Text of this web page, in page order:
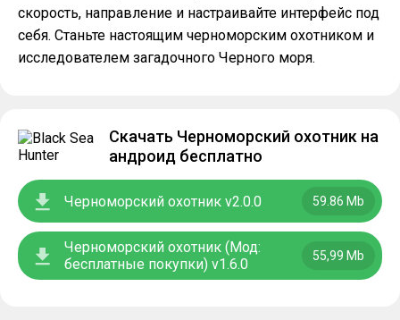
скорость, направление и настраивайте интерфейс под
себя. Станьте настоящим черноморским охотником и
исследователем загадочного Черного моря.
Скачать Черноморский охотник на
андроид бесплатно
Черноморский охотник v2.0.0 59.86 Mb
Черноморский охотник (Мод:
бесплатные покупки) v1.6.0
55,99 Mb